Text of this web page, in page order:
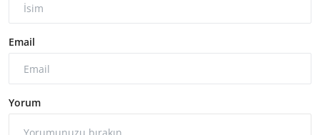
Email
Yorum